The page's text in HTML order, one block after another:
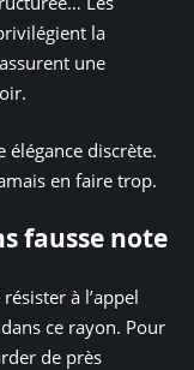
la
une
élégance discrète.
en faire trop.
fausse note
à l’appel
ce rayon. Pour
de près